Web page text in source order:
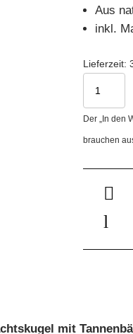
Aus
inkl.
Lieferzeit:
-
Menge
Der „In den
brauchen

l
mit